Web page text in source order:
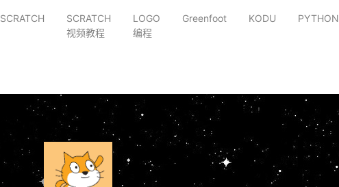
SCRATCH
SCRATCH
视频教程
LOGO
编程
Greenfoot KODU PYTHON